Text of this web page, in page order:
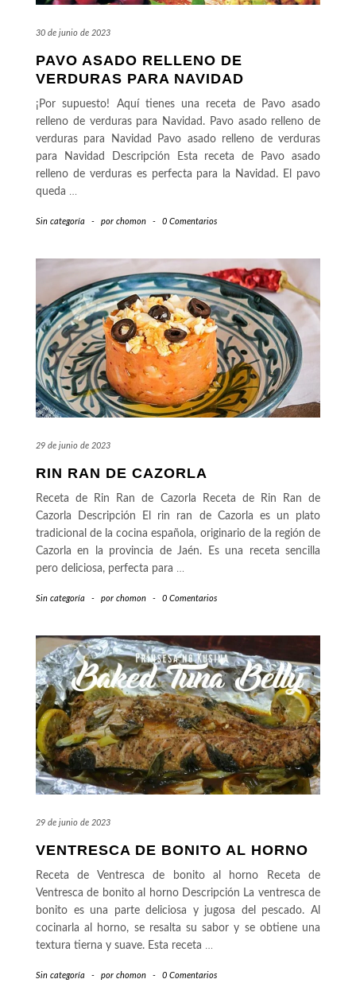
30 de junio de 2023
PAVO ASADO RELLENO DE
VERDURAS PARA NAVIDAD
¡Por supuesto! Aquí tienes una receta de Pavo asado
relleno de verduras para Navidad. Pavo asado relleno de
verduras para Navidad Pavo asado relleno de verduras
para Navidad Descripción Esta receta de Pavo asado
relleno de verduras es perfecta para la Navidad. El pavo
queda …
Sin categoría - por chomon - 0 Comentarios
29 de junio de 2023
RIN RAN DE CAZORLA
Receta de Rin Ran de Cazorla Receta de Rin Ran de
Cazorla Descripción El rin ran de Cazorla es un plato
tradicional de la cocina española, originario de la región de
Cazorla en la provincia de Jaén. Es una receta sencilla
pero deliciosa, perfecta para …
Sin categoría - por chomon - 0 Comentarios
29 de junio de 2023
VENTRESCA DE BONITO AL HORNO
Receta de Ventresca de bonito al horno Receta de
Ventresca de bonito al horno Descripción La ventresca de
bonito es una parte deliciosa y jugosa del pescado. Al
cocinarla al horno, se resalta su sabor y se obtiene una
textura tierna y suave. Esta receta …
Sin categoría - por chomon - 0 Comentarios